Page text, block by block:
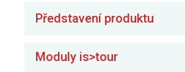
Představení produktu
Moduly is>tour